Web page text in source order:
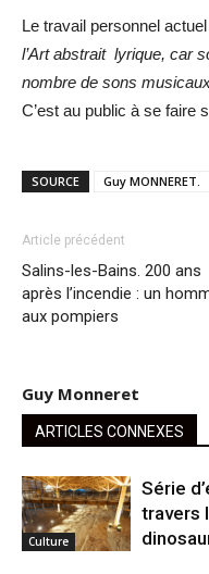
Le travail personnel
l’Art abstrait lyrique, car
nombre de sons
C’est au public à se faire
SOURCE Guy MONNERET.
Article précédent
Salins-les-Bains. 200 ans
après l’incendie : un
aux pompiers
Guy Monneret
ARTICLES CONNEXES
Culture
Série
travers